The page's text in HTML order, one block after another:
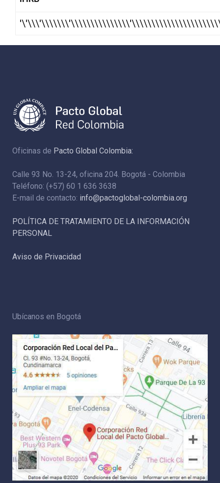
Oficinas de Pacto Global Colombia:
Calle 93 No. 13-24, oficina 204. Bogotá - Colombia
Teléfono: (+57) 60 1 636 3638
E-mail de contacto: info@pactoglobal-colombia.org
POLÍTICA DE TRATAMIENTO DE LA INFORMACIÓN
PERSONAL
Aviso de Privacidad
Ubícanos en Bogotá